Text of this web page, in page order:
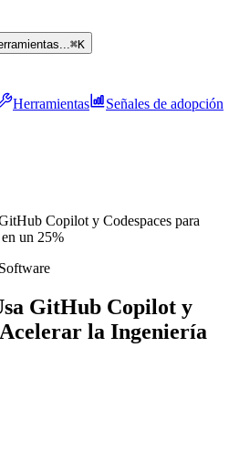
⌘K
Herramientas
Señales de adopción
Copilot y Codespaces para
un 25%
GitHub Copilot y
Acelerar la Ingeniería